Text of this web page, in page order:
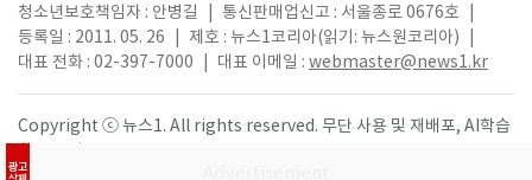
광고
청소년보호책임자 : 안병길
통신판매업신고 : 서울종로 0676호
등록일 : 2011. 05. 26
제호 : 뉴스1코리아(읽기: 뉴스원코리아)
대표 전화 : 02-397-7000
대표 이메일 : webmaster@news1.kr
Copyright ⓒ 뉴스1. All rights reserved. 무단 사용 및 재배포, AI학습
활용 금지.